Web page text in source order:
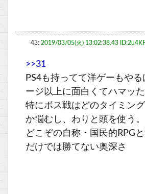
43: 2019/03/05(火) 13:02:38.43
>>31
PS4も持ってて洋ゲーもや
ージ以上に面白くてハマッた
特にボス戦はどのタイミン
か悩むし、わりと頭を使う。
どこぞの自称・国民的RPG
だけでは勝てない奥深さ